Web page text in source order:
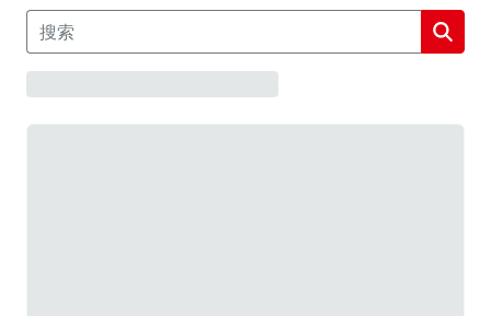
你正在寻找的新的或二手的土地耕作
价格有吸引力的土地耕作 – 在GRIMME市场上发现适合你所
搜索